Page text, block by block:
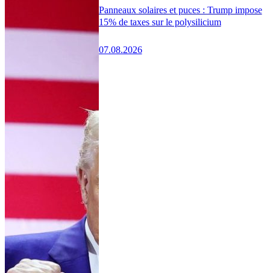
Panneaux solaires et puces : Trump impose
15% de taxes sur le polysilicium
07.08.2026